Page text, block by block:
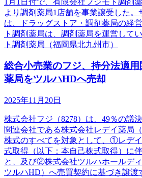
より調剤薬局1店舗を事業譲受した。
は、ドラッグストア・調剤薬局の経
ト調剤薬局は、調剤薬局を運営して
ト調剤薬局（福岡県北九州市）
総合小売業のフジ、持分法適
薬局をツルハHDへ売却
2025年11月20日
株式会社フジ（8278）は、49％の議
関連会社である株式会社レデイ薬局
株式のすべてを対象として、①レデ
式取得（以下：本自己株式取得）に
と、及び②株式会社ツルハホールディ
ツルハHD）へ売買契約に基づき譲渡